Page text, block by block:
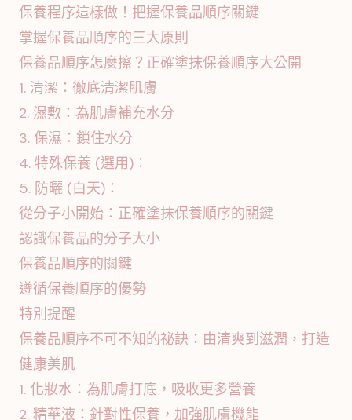
保養程序這樣做！把握保養品順序關鍵
掌握保養品順序的三大原則
保養品順序怎麼擦？正確塗抹保養順序大公開
1. 清潔：徹底清潔肌膚
2. 濕敷：為肌膚補充水分
3. 保濕：鎖住水分
4. 特殊保養 (選用)：
5. 防曬 (白天)：
從分子小開始：正確塗抹保養順序的關鍵
認識保養品的分子大小
保養品順序的關鍵
遵循保養順序的優勢
特別提醒
保養品順序不可不知的祕訣：由清爽到滋潤，打造
健康美肌
1. 化妝水：為肌膚打底，吸收更多營養
2. 精華液：針對性保養，加強肌膚機能